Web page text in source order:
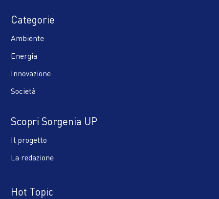
Categorie
Ambiente
Energia
Innovazione
Società
Scopri Sorgenia UP
Il progetto
La redazione
Hot Topic